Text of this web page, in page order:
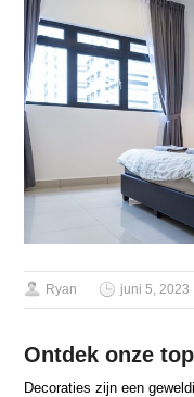
Ryan juni 5, 2023
Ontdek onze
Decoraties zijn een